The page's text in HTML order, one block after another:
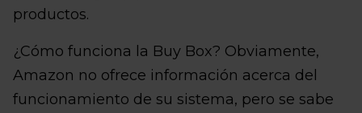
productos.
¿Cómo funciona la Buy Box? Obviamente,
Amazon no ofrece información acerca del
funcionamiento de su sistema, pero se sabe